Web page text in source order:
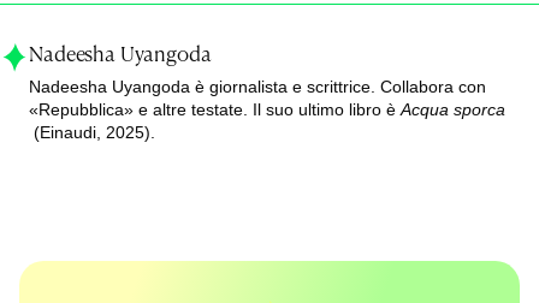
Nadeesha Uyangoda
Nadeesha Uyangoda è giornalista e scrittrice. Collabora con
«Repubblica» e altre testate. Il suo ultimo libro èAcqua sporca
(Einaudi, 2025).